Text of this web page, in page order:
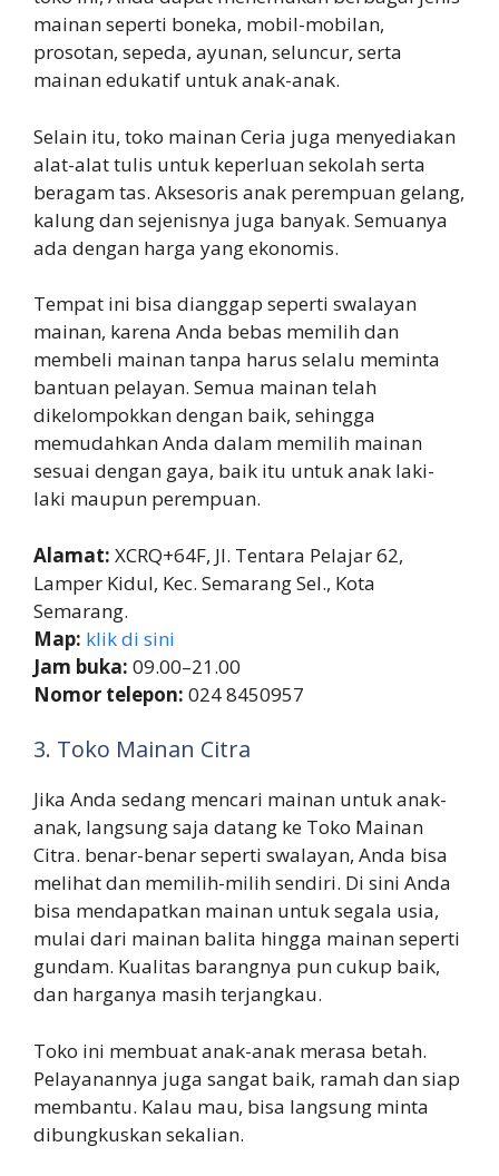
mainan seperti boneka, mobil-mobilan,
prosotan, sepeda, ayunan, seluncur, serta
mainan edukatif untuk anak-anak.
Selain itu, toko mainan Ceria juga menyediakan
alat-alat tulis untuk keperluan sekolah serta
beragam tas. Aksesoris anak perempuan gelang,
kalung dan sejenisnya juga banyak. Semuanya
ada dengan harga yang ekonomis.
Tempat ini bisa dianggap seperti swalayan
mainan, karena Anda bebas memilih dan
membeli mainan tanpa harus selalu meminta
bantuan pelayan. Semua mainan telah
dikelompokkan dengan baik, sehingga
memudahkan Anda dalam memilih mainan
sesuai dengan gaya, baik itu untuk anak laki-
laki maupun perempuan.
Alamat: XCRQ+64F, Jl. Tentara Pelajar 62,
Lamper Kidul, Kec. Semarang Sel., Kota
Semarang.
Map: klik di sini
Jam buka: 09.00–21.00
Nomor telepon: 024 8450957
3. Toko Mainan Citra
Jika Anda sedang mencari mainan untuk anak-
anak, langsung saja datang ke Toko Mainan
Citra. benar-benar seperti swalayan, Anda bisa
melihat dan memilih-milih sendiri. Di sini Anda
bisa mendapatkan mainan untuk segala usia,
mulai dari mainan balita hingga mainan seperti
gundam. Kualitas barangnya pun cukup baik,
dan harganya masih terjangkau.
Toko ini membuat anak-anak merasa betah.
Pelayanannya juga sangat baik, ramah dan siap
membantu. Kalau mau, bisa langsung minta
dibungkuskan sekalian.